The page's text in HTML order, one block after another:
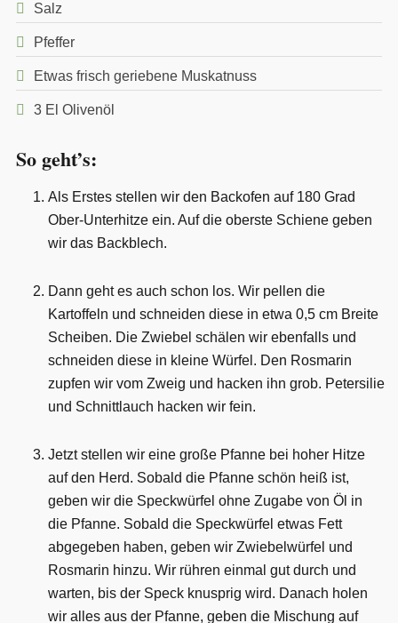
Salz
Pfeffer
Etwas frisch geriebene Muskatnuss
3 El Olivenöl
So geht’s:
Als Erstes stellen wir den Backofen auf 180 Grad
Ober-Unterhitze ein. Auf die oberste Schiene geben
wir das Backblech.
Dann geht es auch schon los. Wir pellen die
Kartoffeln und schneiden diese in etwa 0,5 cm Breite
Scheiben. Die Zwiebel schälen wir ebenfalls und
schneiden diese in kleine Würfel. Den Rosmarin
zupfen wir vom Zweig und hacken ihn grob. Petersilie
und Schnittlauch hacken wir fein.
Jetzt stellen wir eine große Pfanne bei hoher Hitze
auf den Herd. Sobald die Pfanne schön heiß ist,
geben wir die Speckwürfel ohne Zugabe von Öl in
die Pfanne. Sobald die Speckwürfel etwas Fett
abgegeben haben, geben wir Zwiebelwürfel und
Rosmarin hinzu. Wir rühren einmal gut durch und
warten, bis der Speck knusprig wird. Danach holen
wir alles aus der Pfanne, geben die Mischung auf